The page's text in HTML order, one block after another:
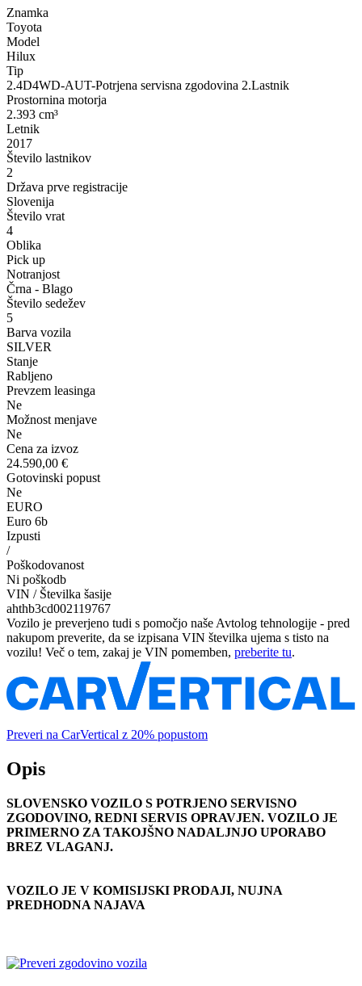
Znamka
Toyota
Model
Hilux
Tip
2.4D4WD-AUT-Potrjena servisna zgodovina 2.Lastnik
Prostornina motorja
2.393 cm³
Letnik
2017
Število lastnikov
2
Država prve registracije
Slovenija
Število vrat
4
Oblika
Pick up
Notranjost
Črna - Blago
Število sedežev
5
Barva vozila
SILVER
Stanje
Rabljeno
Prevzem leasinga
Ne
Možnost menjave
Ne
Cena za izvoz
24.590,00 €
Gotovinski popust
Ne
EURO
Euro 6b
Izpusti
/
Poškodovanost
Ni poškodb
VIN / Številka šasije
ahthb3cd002119767
Vozilo je preverjeno tudi s pomočjo naše Avtolog tehnologije - pred
nakupom preverite, da se izpisana VIN številka ujema s tisto na
vozilu! Več o tem, zakaj je VIN pomemben, preberite tu.
Preveri na CarVertical z 20% popustom
Opis
SLOVENSKO VOZILO S POTRJENO SERVISNO
ZGODOVINO, REDNI SERVIS OPRAVJEN. VOZILO JE
PRIMERNO ZA TAKOJŠNO NADALJNJO UPORABO
BREZ VLAGANJ.
VOZILO JE V KOMISIJSKI PRODAJI, NUJNA
PREDHODNA NAJAVA